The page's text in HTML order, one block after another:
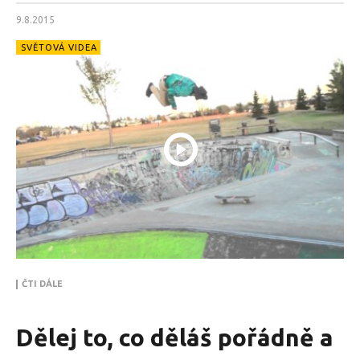
9.8.2015
SVĚTOVÁ VIDEA
ČTI DÁLE
Dělej to, co děláš pořádně a